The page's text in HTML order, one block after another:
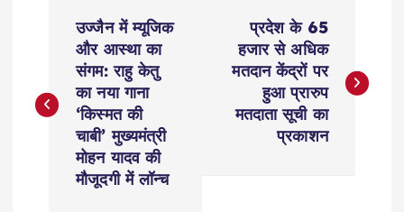
s
उज्जैन में म्यूजिक
और आस्था का
संगम: राहु केतु
का नया गाना
‘किस्मत की
चाबी’ मुख्यमंत्री
मोहन यादव की
मौजूदगी में लॉन्च
प्रदेश के 65
हजार से अधि​क
मतदान केंद्रों पर
हुआ प्रारुप
मतदाता सूची का
प्रकाशन